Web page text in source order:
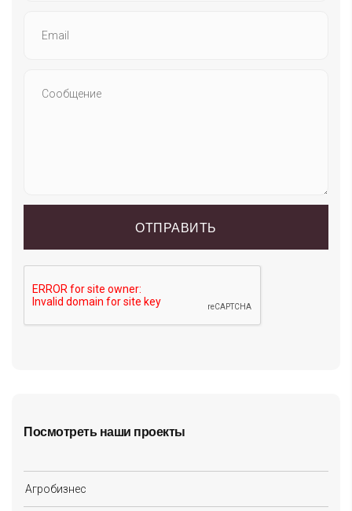
Посмотреть наши проекты
Агробизнес